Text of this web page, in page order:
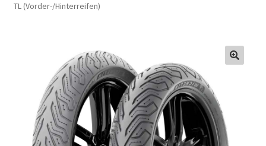
Reifentest
Marken
TL (Vorder-/Hinterreifen)